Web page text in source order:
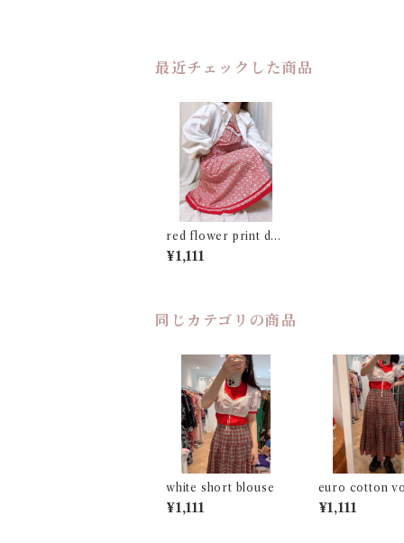
最近チェックした商品
red flower print dre
ss
¥1,111
同じカテゴリの商品
white short blouse
¥1,111
euro cotton
skirt
¥1,111